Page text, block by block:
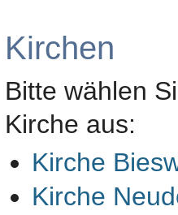
Kirchen
Bitte wählen
Kirche aus:
Kirche
Kirche